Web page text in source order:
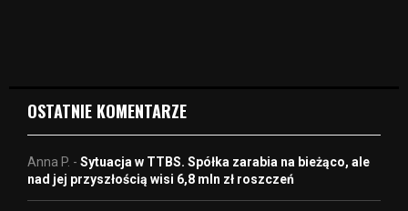
OSTATNIE KOMENTARZE
Anna P. - Sytuacja w TTBS. Spółka zarabia na bieżąco, ale
nad jej przyszłością wisi 6,8 mln zł roszczeń